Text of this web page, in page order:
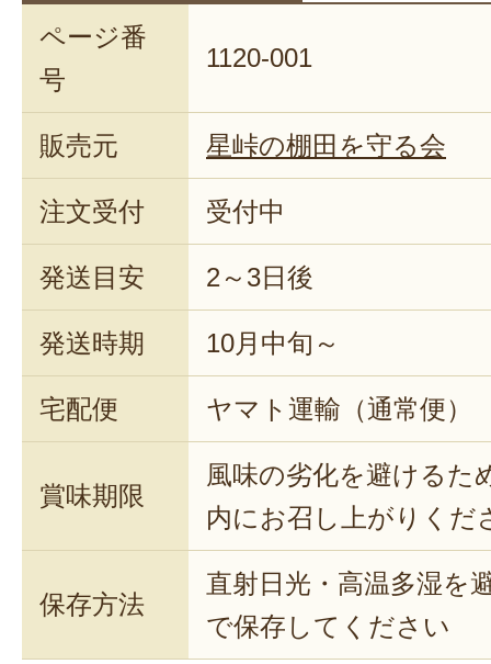
ページ番
号
1120-001
販売元 星峠の棚田を守る会
注文受付 受付中
発送目安 2～3日後
発送時期 10月中旬～
宅配便 ヤマト運輸（通常便）
賞味期限
風味の劣化を避けるた
内にお召し上がりくだ
保存方法
直射日光・高温多湿を
で保存してください